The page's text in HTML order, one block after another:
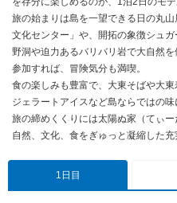
旅の始まりは島を一望できる日の丸
文化センター」や、開拓の象徴シュ
野洞や迫力あるバリバリ岩で大自然
参加すれば、冒険気分も満喫。
食の楽しみも豊富で、大東そばや大
ジェラートアイスなど島ならではの味
旅の締めくくりには太陽ぬ家（てぃー
自然、文化、食をぎゅっと凝縮した充
1日目